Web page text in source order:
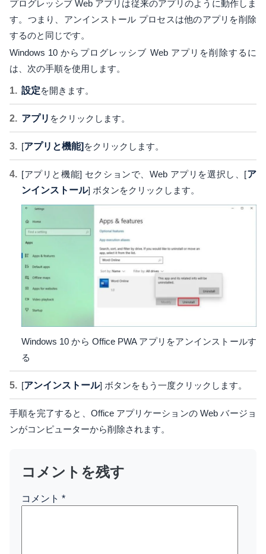
プログレッシブ Web アプリは従来のアプリのように動作しま
す。つまり、アンインストール プロセスは他のアプリを削除
するのと同じです。
Windows 10 からプログレッシブ Web アプリを削除するに
は、次の手順を使用します。
設定を開きます。
アプリ をクリックします。
[アプリと機能] をクリックします。
[アプリと機能] セクションで、Web アプリを選択し、[ア
ンインストール] ボタンをクリックします。
Windows 10 から Office PWA アプリをアンインストールす
る
[アンインストール] ボタンをもう一度クリックします。
手順を完了すると、Office アプリケーションの Web バージョ
ンがコンピューターから削除されます。
コメントを残す
コメント *